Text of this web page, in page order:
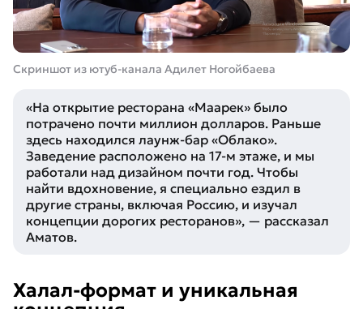
Cкриншот из ютуб-канала Адилет Ногойбаева
«На открытие ресторана «Маарек» было
потрачено почти миллион долларов. Раньше
здесь находился лаунж-бар «Облако».
Заведение расположено на 17-м этаже, и мы
работали над дизайном почти год. Чтобы
найти вдохновение, я специально ездил в
другие страны, включая Россию, и изучал
концепции дорогих ресторанов», — рассказал
Аматов.
Халал-формат и уникальная